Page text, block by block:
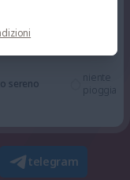
sereno
niente
pioggia
telegram